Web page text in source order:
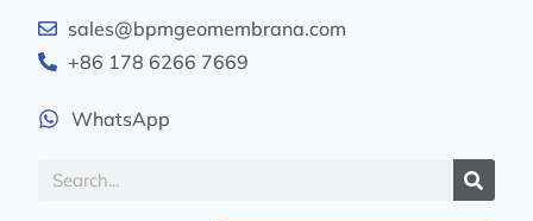
sales@bpmgeomembrana.com
+86 178 6266 7669
WhatsApp